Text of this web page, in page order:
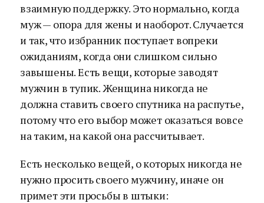
взаимную поддержку. Это нормально, когда
муж — опора для жены и наоборот. Случается
и так, что избранник поступает вопреки
ожиданиям, когда они слишком сильно
завышены. Есть вещи, которые заводят
мужчин в тупик. Женщина никогда не
должна ставить своего спутника на распутье,
потому что его выбор может оказаться вовсе
на таким, на какой она рассчитывает.
Есть несколько вещей, о которых никогда не
нужно просить своего мужчину, иначе он
примет эти просьбы в штыки: